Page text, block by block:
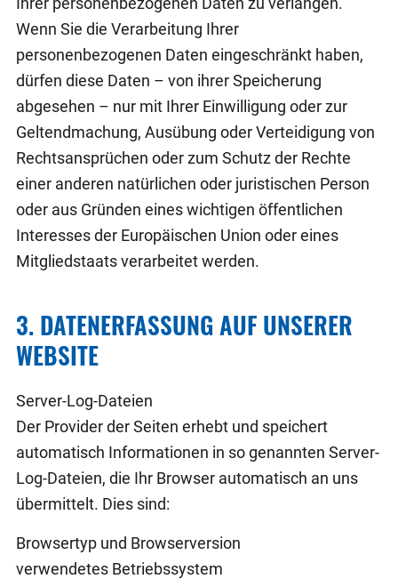
Wenn Sie die Verarbeitung Ihrer
personenbezogenen Daten eingeschränkt haben,
dürfen diese Daten – von ihrer Speicherung
abgesehen – nur mit Ihrer Einwilligung oder zur
Geltendmachung, Ausübung oder Verteidigung von
Rechtsansprüchen oder zum Schutz der Rechte
einer anderen natürlichen oder juristischen Person
oder aus Gründen eines wichtigen öffentlichen
Interesses der Europäischen Union oder eines
Mitgliedstaats verarbeitet werden.
3. DATENERFASSUNG AUF UNSERER
WEBSITE
Server-Log-Dateien
Der Provider der Seiten erhebt und speichert
automatisch Informationen in so genannten Server-
Log-Dateien, die Ihr Browser automatisch an uns
übermittelt. Dies sind:
Browsertyp und Browserversion
verwendetes Betriebssystem